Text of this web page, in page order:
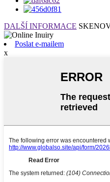
DALŠÍ INFORMACE
Poslat e-mailem
x